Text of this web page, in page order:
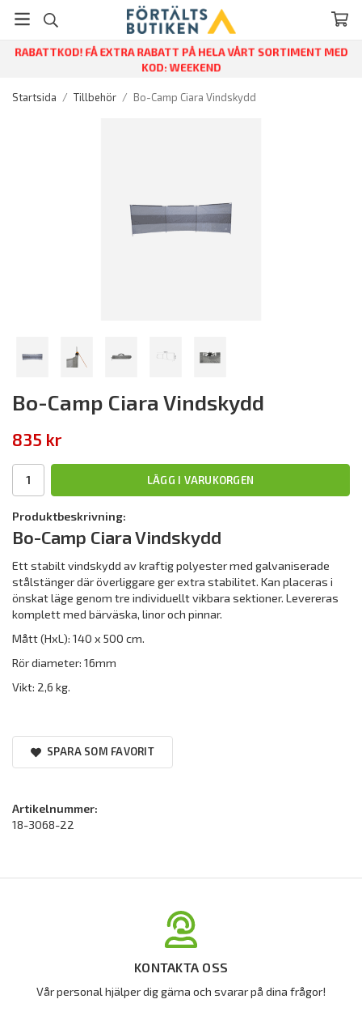
RABATTKOD! FÅ EXTRA RABATT PÅ HELA VÅRT SORTIMENT MED
KOD: WEEKEND
Startsida / Tillbehör / Bo-Camp Ciara Vindskydd
Bo-Camp Ciara Vindskydd
835 kr
LÄGG I VARUKORGEN
Produktbeskrivning:
Bo-Camp Ciara Vindskydd
Ett stabilt vindskydd av kraftig polyester med galvaniserade
stålstänger där överliggare ger extra stabilitet. Kan placeras i
önskat läge genom tre individuellt vikbara sektioner. Levereras
komplett med bärväska, linor och pinnar.
Mått (HxL): 140 x 500 cm.
Rör diameter: 16mm
Vikt: 2,6 kg.
SPARA SOM FAVORIT
Artikelnummer:
18-3068-22
KONTAKTA OSS
Vår personal hjälper dig gärna och svarar på dina frågor!